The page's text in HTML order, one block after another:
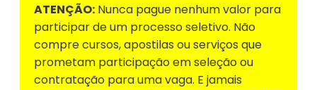
ATENÇÃO: Nunca pague nenhum valor para
participar de um processo seletivo. Não
compre cursos, apostilas ou serviços que
prometam participação em seleção ou
contratação para uma vaga. E jamais